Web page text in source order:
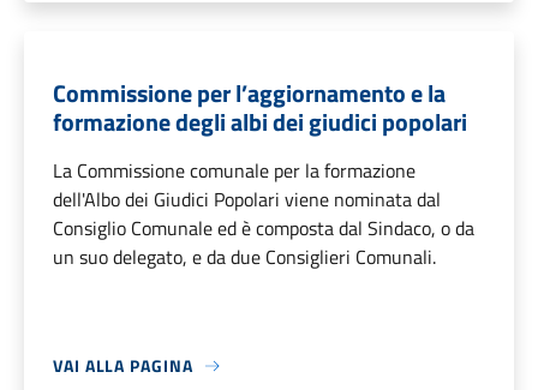
Commissione per l’aggiornamento e la
formazione degli albi dei giudici popolari
La Commissione comunale per la formazione
dell'Albo dei Giudici Popolari viene nominata dal
Consiglio Comunale ed è composta dal Sindaco, o da
un suo delegato, e da due Consiglieri Comunali.
VAI ALLA PAGINA